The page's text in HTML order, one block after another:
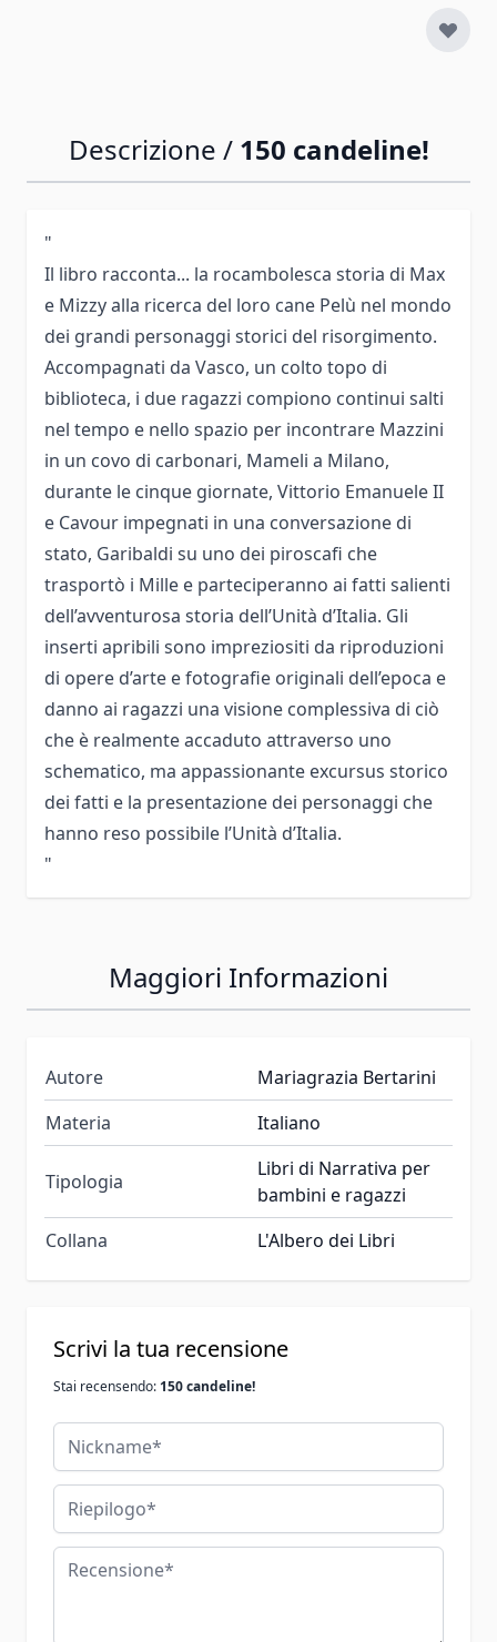
Descrizione / 150 candeline!
"
Il libro racconta... la rocambolesca storia di Max
e Mizzy alla ricerca del loro cane Pelù nel mondo
dei grandi personaggi storici del risorgimento.
Accompagnati da Vasco, un colto topo di
biblioteca, i due ragazzi compiono continui salti
nel tempo e nello spazio per incontrare Mazzini
in un covo di carbonari, Mameli a Milano,
durante le cinque giornate, Vittorio Emanuele II
e Cavour impegnati in una conversazione di
stato, Garibaldi su uno dei piroscafi che
trasportò i Mille e parteciperanno ai fatti salienti
dell’avventurosa storia dell’Unità d’Italia. Gli
inserti apribili sono impreziositi da riproduzioni
di opere d’arte e fotografie originali dell’epoca e
danno ai ragazzi una visione complessiva di ciò
che è realmente accaduto attraverso uno
schematico, ma appassionante excursus storico
dei fatti e la presentazione dei personaggi che
hanno reso possibile l’Unità d’Italia.
"
Maggiori Informazioni
Autore
Mariagrazia Bertarini
Materia
Italiano
Tipologia
Libri di Narrativa per
bambini e ragazzi
Collana
L'Albero dei Libri
Scrivi la tua recensione
Stai recensendo: 150 candeline!
Nickname
Riepilogo
Recensione